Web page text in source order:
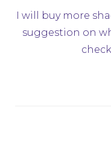
I will buy more
suggestion on